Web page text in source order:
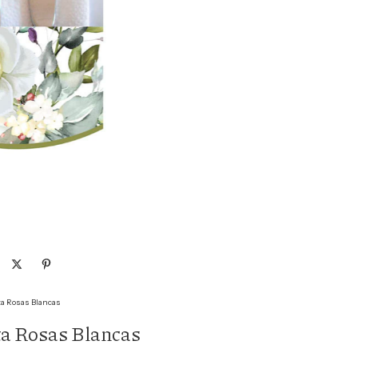
Rosas Blancas
Rosas Blancas